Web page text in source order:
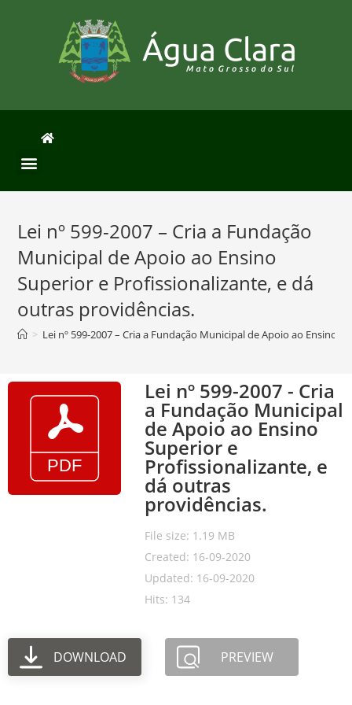
Lei nº 599-2007 – Cria a Fundação
Municipal de Apoio ao Ensino
Superior e Profissionalizante, e dá
outras providências.
> Lei nº 599-2007 – Cria a Fundação Municipal de Apoio ao Ensino
Lei nº 599-2007 - Cria
a Fundação Municipal
de Apoio ao Ensino
Superior e
Profissionalizante, e
dá outras
providências.
File size: 1.19 MB
Created: 16-09-2020
Updated: 16-09-2020
Hits: 134
DOWNLOAD PREVIEW